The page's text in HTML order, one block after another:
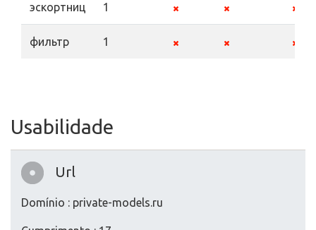
эскортниц 1
фильтр 1
Usabilidade
Url
Domínio : private-models.ru